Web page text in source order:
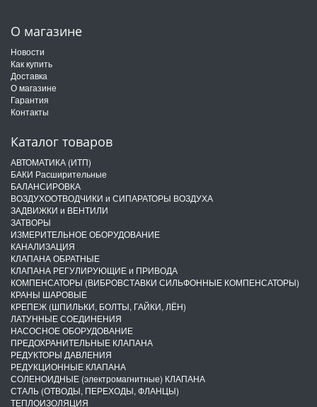
О магазине
Новости
Как купить
Доставка
О магазине
Гарантия
Контакты
Каталог товаров
АВТОМАТИКА (ИТП)
БАКИ Расширительные
БАЛАНСИРОВКА
ВОЗДУХООТВОДЧИКИ и СИПАРАТОРЫ ВОЗДУХА
ЗАДВИЖКИ и ВЕНТИЛИ
ЗАТВОРЫ
ИЗМЕРИТЕЛЬНОЕ ОБОРУДОВАНИЕ
КАНАЛИЗАЦИЯ
КЛАПАНА ОБРАТНЫЕ
КЛАПАНА РЕГУЛИРУЮЩИЕ и ПРИВОДА
КОМПЕНСАТОРЫ (ВИБРОВСТАВКИ СИЛЬФОННЫЕ КОМПЕНСАТОРЫ)
КРАНЫ ШАРОВЫЕ
КРЕПЕЖ (ШПИЛЬКИ, БОЛТЫ, ГАЙКИ, ЛЁН)
ЛАТУННЫЕ СОЕДИНЕНИЯ
НАСОСНОЕ ОБОРУДОВАНИЕ
ПРЕДОХРАНИТЕЛЬНЫЕ КЛАПАНА
РЕДУКТОРЫ ДАВЛЕНИЯ
РЕДУКЦИОННЫЕ КЛАПАНА
СОЛЕНОИДНЫЕ (электромагнитные) КЛАПАНА
СТАЛЬ (ОТВОДЫ, ПЕРЕХОДЫ, ФЛАНЦЫ)
ТЕПЛОИЗОЛЯЦИЯ